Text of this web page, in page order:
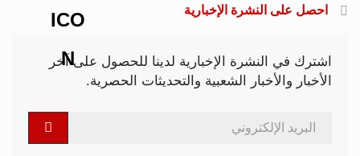
احصل على النشرة الإخبارية
اشترك في النشرة الإخبارية لدينا للحصول على آخر
الأخبار والأخبار الشعبية والتحديثات الحصرية.